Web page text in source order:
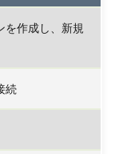
を作成し、新規
続